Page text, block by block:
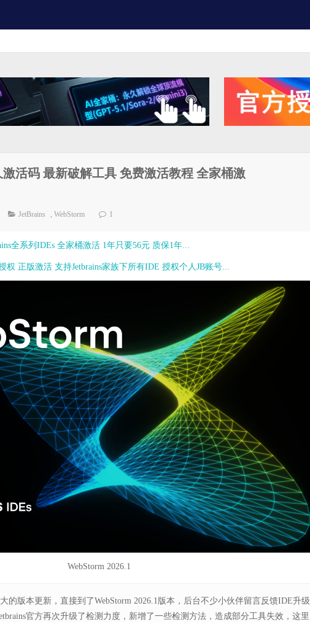
激活码 最新破解工具 免费激活教程 全家桶激
JetBrains ,WebStorm 1
全系列IDEs 全家桶激活 1年只要56元 质保1年...
权 正版激活 支持Jetbrains家族下所有IDE 授权个人JB账号...
WebStorm 2026.1
的版本更新，直接到了WebStorm 2026.1版本，后台不少小伙伴留言反馈IDE升级
官方再次升级了检测力度，新增了一些检测方法，造成部分工具失效，这里